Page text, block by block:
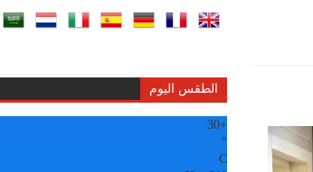
الطقس اليوم
+
30
°
C